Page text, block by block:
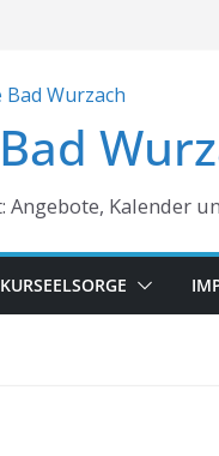
Kalender
KURSEELSORGE